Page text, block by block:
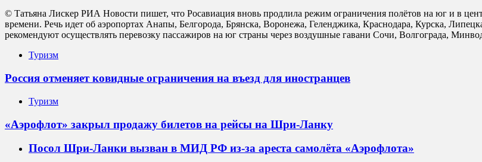
© Татьяна Лискер РИА Новости пишет, что Росавиация вновь продлила режим ограничения полётов на юг и в
времени. Речь идет об аэропортах Анапы, Белгорода, Брянска, Воронежа, Геленджика, Краснодара, Курска,
рекомендуют осуществлять перевозку пассажиров на юг страны через воздушные гавани Сочи, Волгограда,
Туризм
Россия отменяет ковидные ограничения на въезд для иностранцев
Туризм
«Аэрофлот» закрыл продажу билетов на рейсы на Шри-Ланку
Посол Шри-Ланки вызван в МИД РФ из-за ареста самолёта «Аэрофлота»